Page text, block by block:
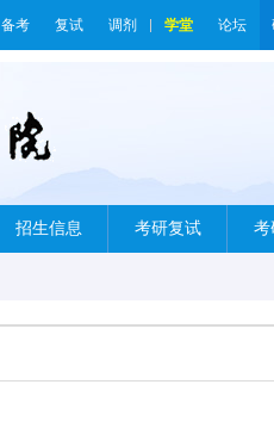
备考 复试 调剂 学堂 论坛
招生信息 考研复试 考